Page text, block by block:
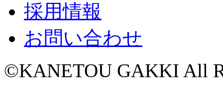
採用情報
お問い合わせ
©KANETOU GAKKI All